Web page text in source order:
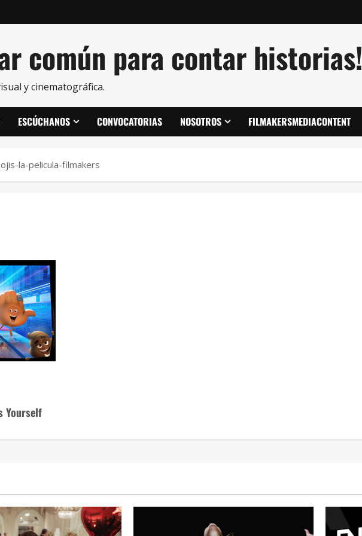
común para contar historias!
y cinematográfica.
ESCÚCHANOS CONVOCATORIAS NOSOTROS FILMAKERSMEDIACONTENT
la-pelicula-filmakers
Yourself